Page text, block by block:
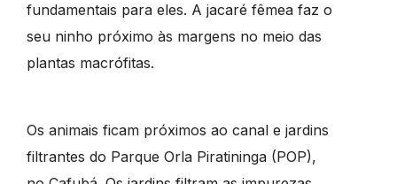
fundamentais para eles. A jacaré fêmea faz o
seu ninho próximo às margens no meio das
plantas macrófitas.
Os animais ficam próximos ao canal e jardins
filtrantes do Parque Orla Piratininga (POP),